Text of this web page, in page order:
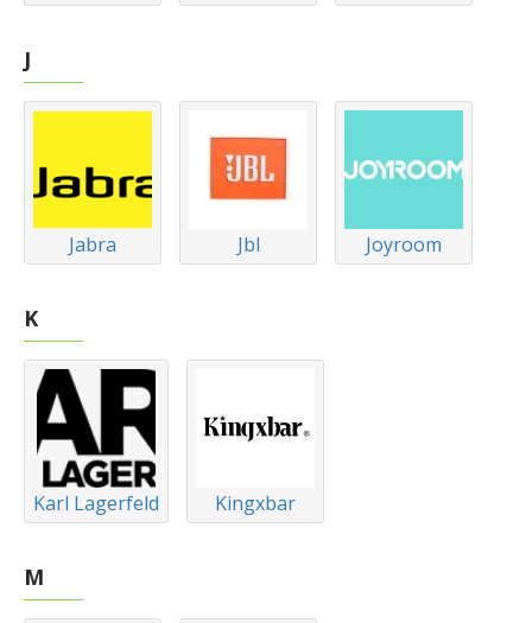
J
Jabra Jbl Joyroom
K
Karl Lagerfeld Kingxbar
M